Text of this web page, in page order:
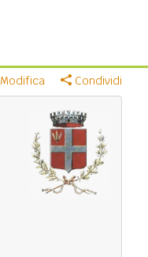
Modifica Condividi